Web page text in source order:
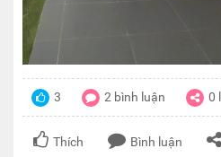
3 2 bình luận 0
Thích Bình luận